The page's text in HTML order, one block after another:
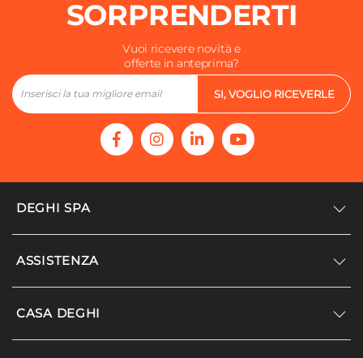
SORPRENDERTI
Vuoi ricevere novità e
offerte in anteprima?
SI, VOGLIO RICEVERLE
DEGHI SPA
Accedi/Registrati
ASSISTENZA
Supporto
CASA DEGHI